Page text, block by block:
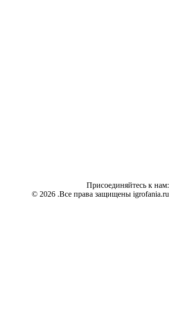
Присоединяйтесь к нам:
© 2026 .Все права защищены igrofania.ru